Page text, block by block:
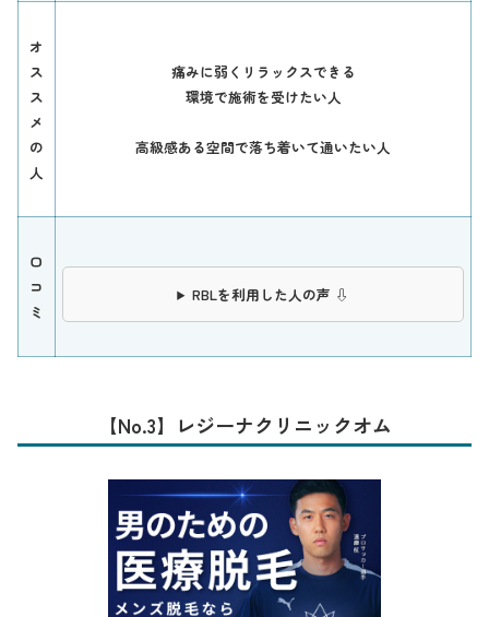
オ
ス
ス
メ
の
人
痛みに弱くリラックスできる
環境で施術を受けたい人
高級感ある空間で落ち着いて通いたい人
口
コ
ミ
RBLを利用した人の声 ⇩
【No.3】レジーナクリニックオム